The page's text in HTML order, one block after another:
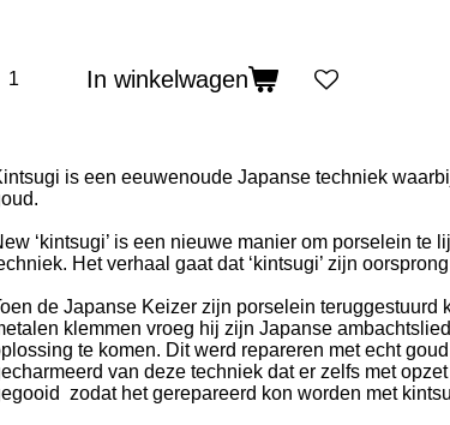
In winkelwagen
is een eeuwenoude Japanse techniek
‘kintsugi’ is een nieuwe manier om porselein te
Het verhaal gaat dat ‘kintsugi’ zijn
de Japanse Keizer zijn porselein teruggestuurd
klemmen vroeg hij zijn Japanse
te komen. Dit werd repareren met echt
van deze techniek dat er zelfs met
zodat het gerepareerd kon worden met